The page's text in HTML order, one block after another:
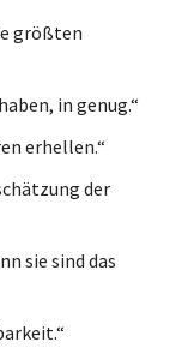
größten
in genug.“
erhellen.“
der
sie sind das